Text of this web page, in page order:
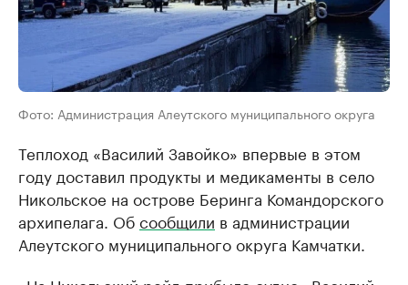
Фото: Администрация Алеутского муниципального округа
Теплоход «Василий Завойко» впервые в этом
году доставил продукты и медикаменты в село
Никольское на острове Беринга Командорского
архипелага. Обсообщили в администрации
Алеутского муниципального округа Камчатки.